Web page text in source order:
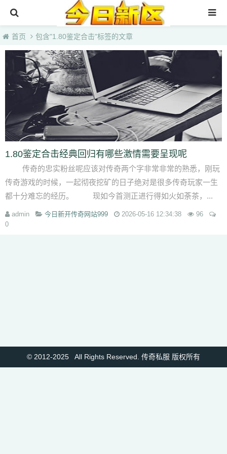
首页
3000ok传奇sf最新发布站
找sf传奇网站发布网
今日新开传奇网站999
haosf123传奇新服网
首页 包含"1.80鉴定合击"标签的文章
1.80鉴定合击经典回归有哪些激情需要呈现呢
传奇的忠实粉丝呢应该对传奇两个字非常非常的熟悉，刚玩
传奇游戏的时候，一起彻夜挖矿的日子绝对是很多传奇玩家一生
都十分难忘的经历。 现如今首测正进行得如火如荼茶，...
admin 今日新开传奇网站999 2026-05-16 12:34:38
96
0
© 2012-2025 All Rights Reserved. 传奇私服 版权所有